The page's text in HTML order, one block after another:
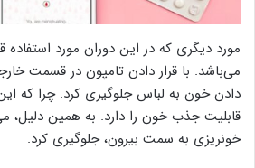
مورد دیگری که در این دوران مورد استفاده
می‌باشد. با قرار دادن تامپون در قسمت
دادن خون به لباس جلوگیری کرد. چرا که
قابلیت جذب خون را دارد. به همین دلیل،
خونریزی به سمت بیرون، جلوگیری کرد.